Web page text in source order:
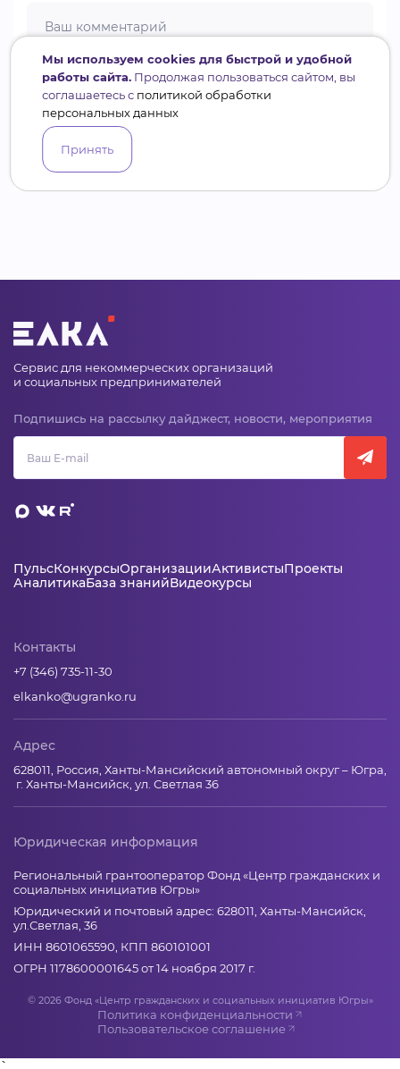
, чтобы оставить комментарий
Сервис для некоммерческих организаций
и социальных предпринимателей
Подпишись на рассылку дайджест, новости, мероприятия
ПульсКонкурсыОрганизацииАктивистыПроекты
АналитикаБаза знанийВидеокурсы
Контакты
+7 (346) 735-11-30
elkanko@ugranko.ru
Адрес
628011, Россия, Ханты-Мансийский автономный округ – Югра,
г. Ханты-Мансийск, ул. Светлая 36
Юридическая информация
Региональный грантооператор Фонд «Центр гражданских и
социальных инициатив Югры»
Юридический и почтовый адрес: 628011, Ханты-Мансийск,
ул.Светлая, 36
ИНН 8601065590, КПП 860101001
ОГРН 1178600001645 от 14 ноября 2017 г.
© 2026 Фонд «Центр гражданских и социальных инициатив Югры»
Политика конфиденциальности
Пользовательское соглашение
Мы используем cookies для быстрой и удобной
работы сайта. Продолжая пользоваться сайтом, вы
соглашаетесь с политикой обработки
персональных данных
Принять